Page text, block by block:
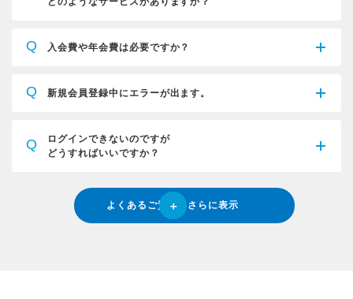
Q 入会費や年会費は必要ですか？
Q 新規会員登録中にエラーが出ます。
Q
ログインできないのですが
どうすればいいですか？
よくあるご質問をさらに表示